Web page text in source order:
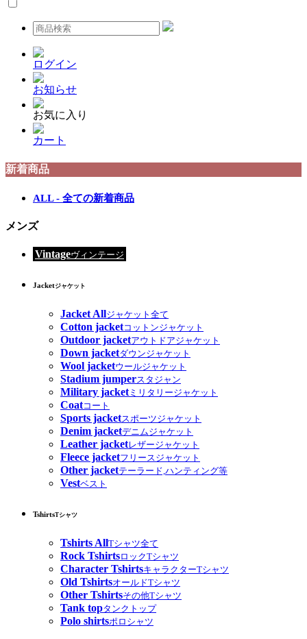
ログイン
お知らせ
お気に入り
カート
新着商品
ALL - 全ての新着商品
メンズ
Vintageヴィンテージ
Jacketジャケット
Jacket Allジャケット全て
Cotton jacketコットンジャケット
Outdoor jacketアウトドアジャケット
Down jacketダウンジャケット
Wool jacketウールジャケット
Stadium jumperスタジャン
Military jacketミリタリージャケット
Coatコート
Sports jacketスポーツジャケット
Denim jacketデニムジャケット
Leather jacketレザージャケット
Fleece jacketフリースジャケット
Other jacketテーラード,ハンティング等
Vestベスト
TshirtsTシャツ
Tshirts AllTシャツ全て
Rock TshirtsロックTシャツ
Character TshirtsキャラクターTシャツ
Old TshirtsオールドTシャツ
Other Tshirtsその他Tシャツ
Tank topタンクトップ
Polo shirtsポロシャツ